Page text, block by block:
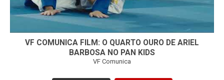
VF COMUNICA FILM: O QUARTO OURO DE ARIEL
BARBOSA NO PAN KIDS
VF Comunica